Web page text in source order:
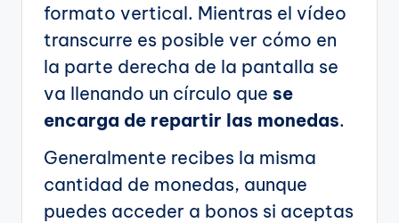
formato vertical. Mientras el vídeo
transcurre es posible ver cómo en
la parte derecha de la pantalla se
va llenando un círculo que se
encarga de repartir las monedas.
Generalmente recibes la misma
cantidad de monedas, aunque
puedes acceder a bonos si aceptas